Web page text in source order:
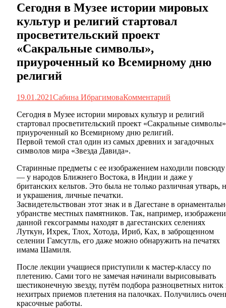
Сегодня в Музее истории мировых
культур и религий стартовал
просветительский проект
«Сакральные символы»,
приуроченный ко Всемирному дню
религий
19.01.2021Сабина ИбрагимоваКомментарий
Сегодня в Музее истории мировых культур и религий
стартовал просветительский проект «Сакральные
приуроченный ко Всемирному дню религий.
Первой темой стал один из самых древних и загадочных
символов мира «Звезда Давида».
Старинные предметы с ее изображением находили повсюду
— у народов Ближнего Востока, в Индии и даже у
британских кельтов. Это была не только различная утварь,
и украшения, личные печатки.
Засвидетельствован этот знак и в Дагестане в
убранстве местных памятников. Так, например,
данной гексограммы находят в дагестанских селениях
Луткун, Ихрек, Тлох, Хотода, Ириб, Ках, в заброщенном
селении Гамсутль, его даже можно обнаружить на печатях
имама Шамиля.
После лекции учащиеся приступили к мастер-классу по
плетению. Сами того не замечая начинали вырисовывать
шестиконечную звезду, путём подбора разноцветных ниток
нехитрых приемов плетения на палочках. Получились
красочные работы.